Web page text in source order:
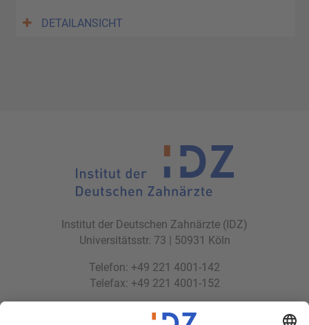
DETAILANSICHT
Institut der Deutschen Zahnärzte (IDZ)
Universitätsstr. 73 | 50931 Köln
Telefon: +49 221 4001-142
Telefax: +49 221 4001-152
idz(at)idz.institute